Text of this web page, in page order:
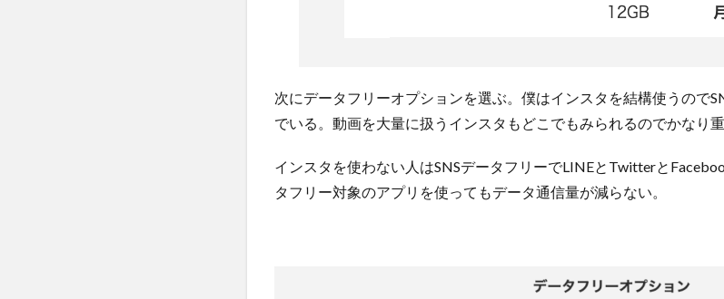
次にデータフリーオプションを選ぶ。僕はインスタを結構使うので
でいる。動画を大量に扱うインスタもどこでもみられるのでかなり重
インスタを使わない人はSNSデータフリーでLINEとTwitterと
タフリー対象のアプリを使ってもデータ通信量が減らない。